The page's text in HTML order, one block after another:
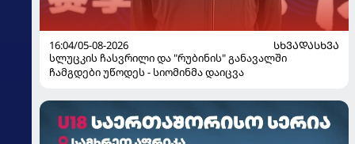
16:04/05-08-2026
ᲡᲮᲕᲐᲓᲐᲡᲮᲕᲐ
სლუცკის ჩასვრილი და "რუბინის" განავალში
ჩამგდები უწოდეს - სიომინმა დაიცვა